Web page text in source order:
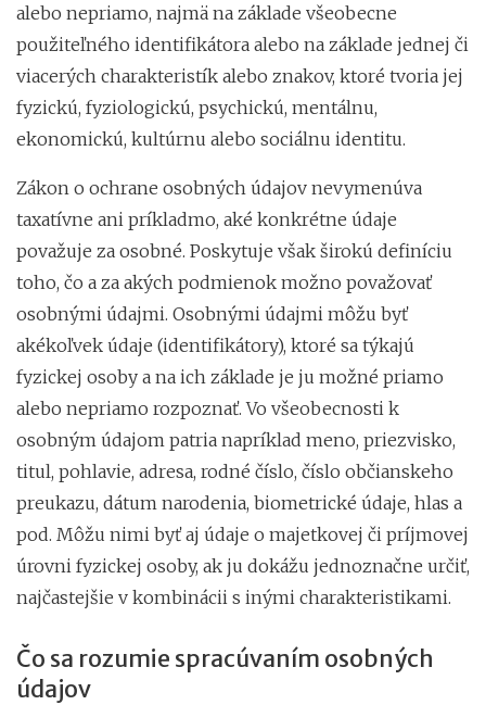
alebo nepriamo, najmä na základe všeobecne
použiteľného identifikátora alebo na základe jednej či
viacerých charakteristík alebo znakov, ktoré tvoria jej
fyzickú, fyziologickú, psychickú, mentálnu,
ekonomickú, kultúrnu alebo sociálnu identitu.
Zákon o ochrane osobných údajov nevymenúva
taxatívne ani príkladmo, aké konkrétne údaje
považuje za osobné. Poskytuje však širokú definíciu
toho, čo a za akých podmienok možno považovať
osobnými údajmi. Osobnými údajmi môžu byť
akékoľvek údaje (identifikátory), ktoré sa týkajú
fyzickej osoby a na ich základe je ju možné priamo
alebo nepriamo rozpoznať. Vo všeobecnosti k
osobným údajom patria napríklad meno, priezvisko,
titul, pohlavie, adresa, rodné číslo, číslo občianskeho
preukazu, dátum narodenia, biometrické údaje, hlas a
pod. Môžu nimi byť aj údaje o majetkovej či príjmovej
úrovni fyzickej osoby, ak ju dokážu jednoznačne určiť,
najčastejšie v kombinácii s inými charakteristikami.
Čo sa rozumie spracúvaním osobných
údajov